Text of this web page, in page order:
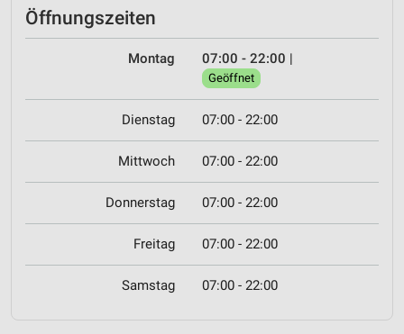
Öffnungszeiten
Montag 07:00 - 22:00 |
Geöffnet
Dienstag 07:00 - 22:00
Mittwoch 07:00 - 22:00
Donnerstag 07:00 - 22:00
Freitag 07:00 - 22:00
Samstag 07:00 - 22:00